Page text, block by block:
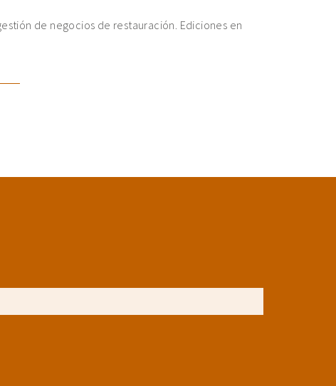
de negocios de restauración. Ediciones en